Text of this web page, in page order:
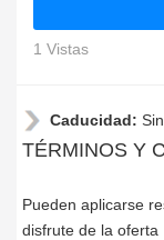
1 Vistas
Caducidad:
TÉRMINOS Y
Pueden aplicarse
disfrute de la oferta